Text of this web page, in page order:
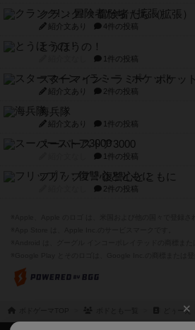
クランク! ：冒険者たち（拡張）
紹介文あり 4件の投稿
とうほうの！
1件の投稿
スターマイン・ラミー ポケット
紹介文あり 2件の投稿
海兵隊
紹介文あり 1件の投稿
スーパーストア3000
1件の投稿
フリップ７：復讐心とともに
2件の投稿
どぅーえ